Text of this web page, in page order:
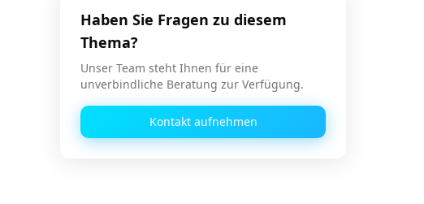
Haben Sie Fragen zu diesem
Thema?
Unser Team steht Ihnen für eine
unverbindliche Beratung zur Verfügung.
Kontakt aufnehmen